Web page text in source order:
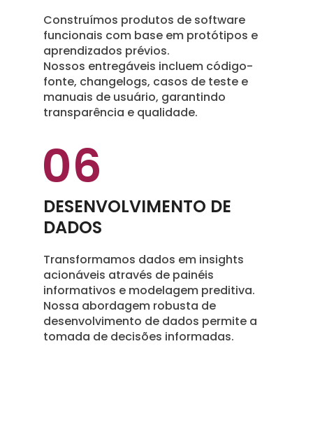
Construímos produtos de software
funcionais com base em protótipos e
aprendizados prévios.
Nossos entregáveis incluem código-
fonte, changelogs, casos de teste e
manuais de usuário, garantindo
transparência e qualidade.
06
DESENVOLVIMENTO DE
DADOS
Transformamos dados em insights
acionáveis através de painéis
informativos e modelagem preditiva.
Nossa abordagem robusta de
desenvolvimento de dados permite a
tomada de decisões informadas.